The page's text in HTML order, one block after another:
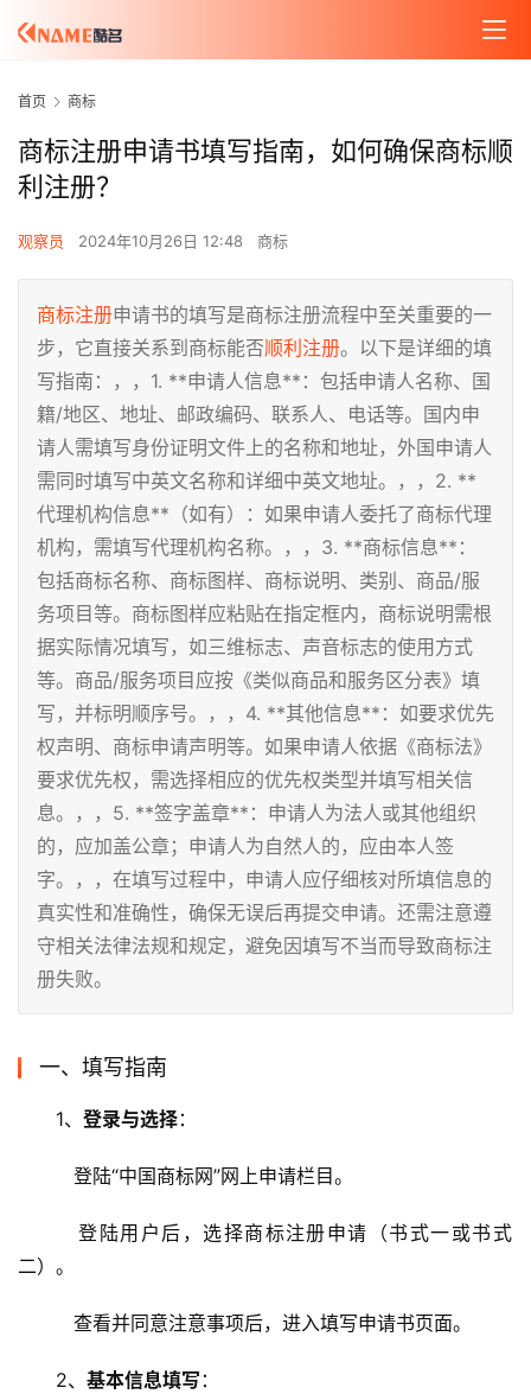
首页 商标
商标注册申请书填写指南，如何确保商标顺
利注册？
观察员 2024年10月26日 12:48 商标
商标注册申请书的填写是商标注册流程中至关重要的一
步，它直接关系到商标能否顺利注册。以下是详细的填
写指南：，，1. **申请人信息**：包括申请人名称、国
籍/地区、地址、邮政编码、联系人、电话等。国内申
请人需填写身份证明文件上的名称和地址，外国申请人
需同时填写中英文名称和详细中英文地址。，，2. **
代理机构信息**（如有）：如果申请人委托了商标代理
机构，需填写代理机构名称。，，3. **商标信息**：
包括商标名称、商标图样、商标说明、类别、商品/服
务项目等。商标图样应粘贴在指定框内，商标说明需根
据实际情况填写，如三维标志、声音标志的使用方式
等。商品/服务项目应按《类似商品和服务区分表》填
写，并标明顺序号。，，4. **其他信息**：如要求优先
权声明、商标申请声明等。如果申请人依据《商标法》
要求优先权，需选择相应的优先权类型并填写相关信
息。，，5. **签字盖章**：申请人为法人或其他组织
的，应加盖公章；申请人为自然人的，应由本人签
字。，，在填写过程中，申请人应仔细核对所填信息的
真实性和准确性，确保无误后再提交申请。还需注意遵
守相关法律法规和规定，避免因填写不当而导致商标注
册失败。
一、填写指南
1、 登录与选择：
   登陆“中国商标网”网上申请栏目。
   登陆用户后，选择商标注册申请（书式一或书式
二）。
   查看并同意注意事项后，进入填写申请书页面。
2、 基本信息填写 ：